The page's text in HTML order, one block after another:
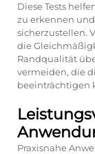
Diese Tests
zu erkennen
sicherzustellen.
die
Randqualität
vermeiden, die
beeinträchtigen
Praxisnahe